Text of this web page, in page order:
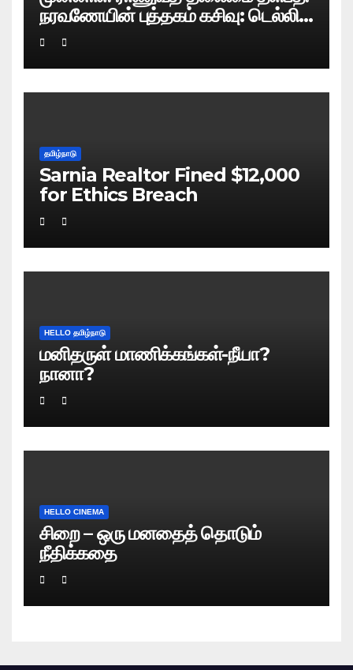
நரவணேயின் புத்தகம் கசிவு: டெல்லி
போலிஸ் வழக்குப் பதிவு!
தமிழ்நாடு
Sarnia Realtor Fined $12,000
for Ethics Breach
HELLO தமிழ்நாடு
மனிதருள் மாணிக்கங்கள்-நீயா?
நானா?
HELLO CINEMA
சிறை – ஒரு மனதைத் தொடும்
நீதிக்கதை